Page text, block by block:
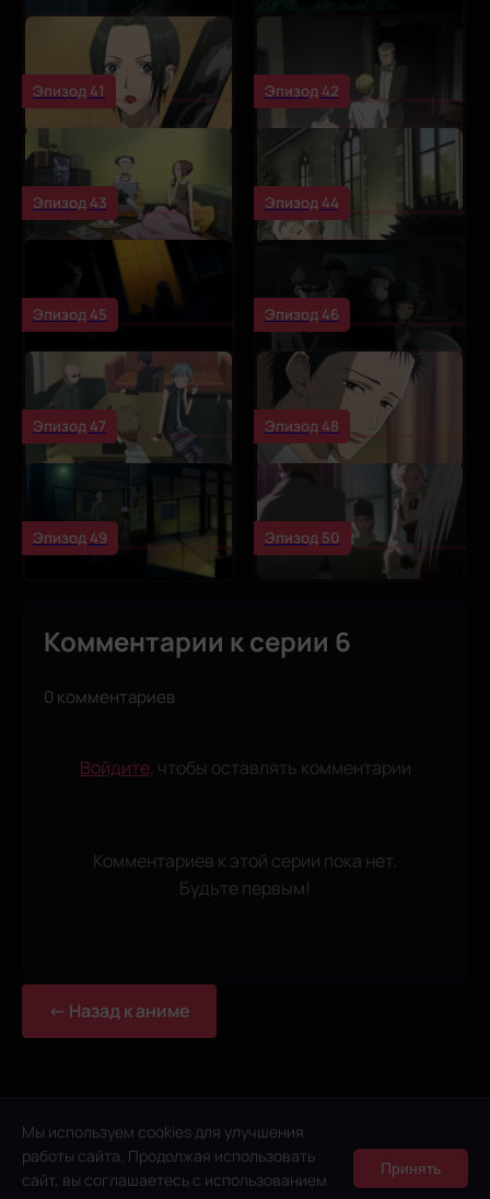
Мы используем cookies для улучшения
работы сайта. Продолжая использовать
сайт, вы соглашаетесь с использованием
Принять
Эпизод 41 Эпизод 42
Эпизод 43 Эпизод 44
Эпизод 45 Эпизод 46
Эпизод 47 Эпизод 48
Эпизод 49 Эпизод 50
Комментарии к серии 6
0 комментариев
Войдите, чтобы оставлять комментарии
Комментариев к этой серии пока нет.
Будьте первым!
← Назад к аниме